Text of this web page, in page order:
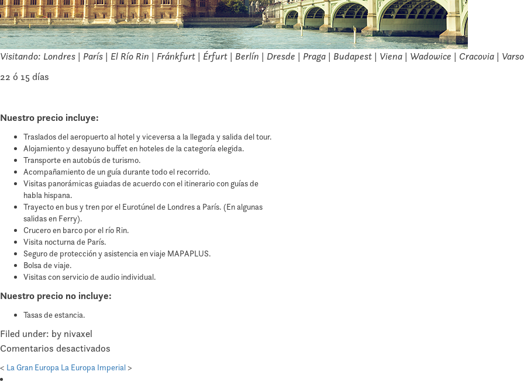
Visitando: Londres | París | El Río Rin | Fránkfurt | Érfurt | Berlín | Dresde | Praga | Budapest | Viena | Wadowice | Cracovia |
22 ó 15 días
Nuestro precio incluye:
Traslados del aeropuerto al hotel y viceversa a la llegada y salida del tour.
Alojamiento y desayuno buffet en hoteles de la categoría elegida.
Transporte en autobús de turismo.
Acompañamiento de un guía durante todo el recorrido.
Visitas panorámicas guiadas de acuerdo con el itinerario con guías de
habla hispana.
Trayecto en bus y tren por el Eurotúnel de Londres a París. (En algunas
salidas en Ferry).
Crucero en barco por el río Rin.
Visita nocturna de París.
Seguro de protección y asistencia en viaje MAPAPLUS.
Bolsa de viaje.
Visitas con servicio de audio individual.
Nuestro precio no incluye:
Tasas de estancia.
Filed under: by nivaxel
Comentarios desactivados
Tesoros
< La Gran Europa La Europa Imperial >